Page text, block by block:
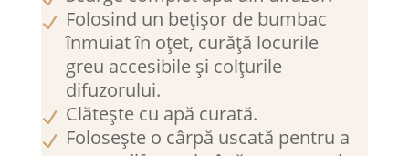
Folosind un bețișor de bumbac
înmuiat în oțet, curăță locurile
greu accesibile și colțurile
difuzorului.
Clătește cu apă curată.
Folosește o cârpă uscată pentru a